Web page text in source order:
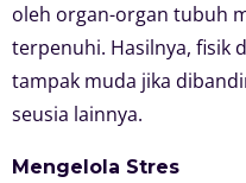
oleh organ-organ tubuh
terpenuhi. Hasilnya, fisik
tampak muda jika
seusia lainnya.
Mengelola Stres